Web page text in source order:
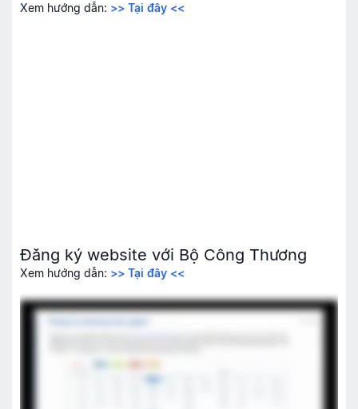
Xem hướng dẫn: >> Tại đây <<
Đăng ký website với Bộ Công Thương
Xem hướng dẫn: >> Tại đây <<